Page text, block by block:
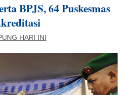
BPJS, 64 Puskesmas
HARI INI